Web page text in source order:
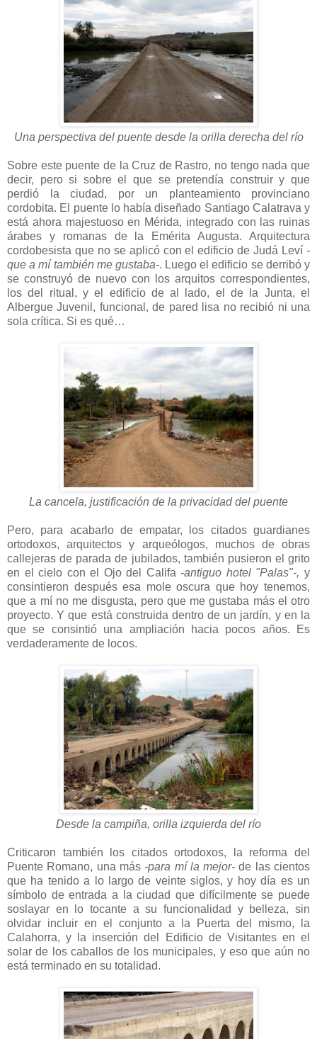
Una perspectiva del puente desde la orilla derecha del río
Sobre este puente de la Cruz de Rastro, no tengo nada que
decir, pero si sobre el que se pretendía construir y que
perdió la ciudad, por un planteamiento provinciano
cordobita. El puente lo había diseñado Santiago Calatrava y
está ahora majestuoso en Mérida, integrado con las ruinas
árabes y romanas de la Emérita Augusta. Arquitectura
cordobesista que no se aplicó con el edificio de Judá Leví -
que a mí también me gustaba-. Luego el edificio se derribó y
se construyó de nuevo con los arquitos correspondientes,
los del ritual, y el edificio de al lado, el de la Junta, el
Albergue Juvenil, funcional, de pared lisa no recibió ni una
sola crítica. Si es qué…
La cancela, justificación de la privacidad del puente
Pero, para acabarlo de empatar, los citados guardianes
ortodoxos, arquitectos y arqueólogos, muchos de obras
callejeras de parada de jubilados, también pusieron el grito
en el cielo con el Ojo del Califa -antiguo hotel "Palas"-, y
consintieron después esa mole oscura que hoy tenemos,
que a mí no me disgusta, pero que me gustaba más el otro
proyecto. Y que está construida dentro de un jardín, y en la
que se consintió una ampliación hacia pocos años. Es
verdaderamente de locos.
Desde la campiña, orilla izquierda del río
Criticaron también los citados ortodoxos, la reforma del
Puente Romano, una más -para mí la mejor- de las cientos
que ha tenido a lo largo de veinte siglos, y hoy día es un
símbolo de entrada a la ciudad que difícilmente se puede
soslayar en lo tocante a su funcionalidad y belleza, sin
olvidar incluir en el conjunto a la Puerta del mismo, la
Calahorra, y la inserción del Edificio de Visitantes en el
solar de los caballos de los municipales, y eso que aún no
está terminado en su totalidad.